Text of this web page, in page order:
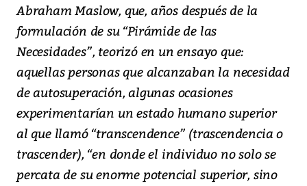
Abraham Maslow, que, años después de la
formulación de su “Pirámide de las
Necesidades”, teorizó en un ensayo que:
aquellas personas que alcanzaban la necesidad
de autosuperación, algunas ocasiones
experimentarían un estado humano superior
al que llamó “transcendence” (trascendencia o
trascender), “en donde el individuo no solo se
percata de su enorme potencial superior, sino